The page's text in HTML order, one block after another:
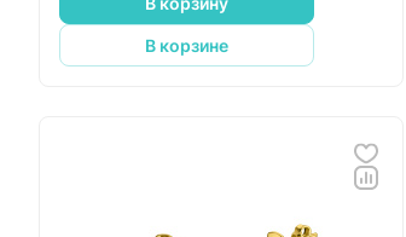
В корзине